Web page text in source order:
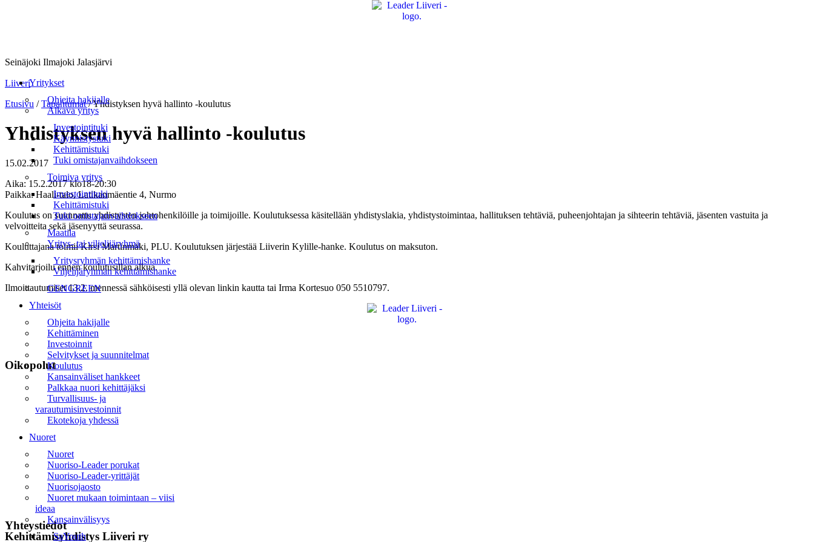
Liiveri
Seinäjoki Ilmajoki Jalasjärvi
ValikkoYritykset
Ohjeita hakijalle
Alkava yritys
Investointituki
Käynnistystuki
Kehittämistuki
Tuki omistajanvaihdokseen
Toimiva yritys
Investointituki
Kehittämistuki
Tuki omistajanvaihdokseen
Maatila
Yritys- tai viljelijäryhmä
Yritysryhmän kehittämishanke
Viljelijäryhmän kehittämishanke
GENGREEN
Yhteisöt
Ohjeita hakijalle
Kehittäminen
Investoinnit
Selvitykset ja suunnitelmat
Koulutus
Kansainväliset hankkeet
Palkkaa nuori kehittäjäksi
Turvallisuus- ja
varautumisinvestoinnit
Ekotekoja yhdessä
Nuoret
Nuoret
Nuoriso-Leader porukat
Nuoriso-Leader-yrittäjät
Nuorisojaosto
Nuoret mukaan toimintaan – viisi
ideaa
Kansainvälisyys
SaYouth
Etusivu /Tapahtumat/Yhdistyksen hyvä hallinto -koulutus
Yhdistyksen hyvä hallinto -koulutus
15.02.2017
Aika: 15.2.2017 klo18-20:30
Paikka: Haali-talo, Latikanmäentie 4, Nurmo
Koulutus on suunnattu yhdistysten johtohenkilöille ja toimijoille. Koulutuksessa käsitellään yhdistyslakia, yhdistystoimintaa, hallituksen tehtäviä, puheenjohtajan ja sihteerin tehtäviä, jäsenten vastuita ja
velvoitteita sekä jäsenyyttä seurassa.
Kouluttajana toimii Kirsi Martinmäki, PLU. Koulutuksen järjestää Liiverin Kylille-hanke. Koulutus on maksuton.
Kahvitarjoilu ennen koulutusillan alkua.
Ilmoittautumiset 13.2. mennessä sähköisesti yllä olevan linkin kautta tai Irma Kortesuo 050 5510797.
Oikopolut
Etusivu
Tapahtumat
Yhteystiedot
Tilaa uutiskirje
Yhteystiedot
Kehittämisyhdistys Liiveri ry